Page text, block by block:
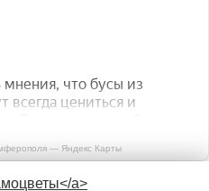
— Яндекс Карты